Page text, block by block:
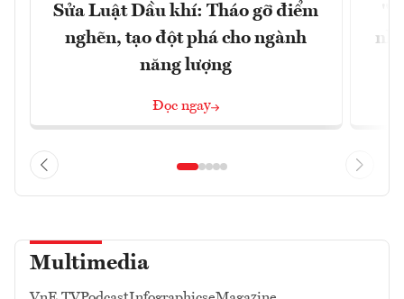
Sửa Luật Dầu khí: Tháo gỡ điểm
nghẽn, tạo đột phá cho ngành
năng lượng
Đọc ngay
Multimedia